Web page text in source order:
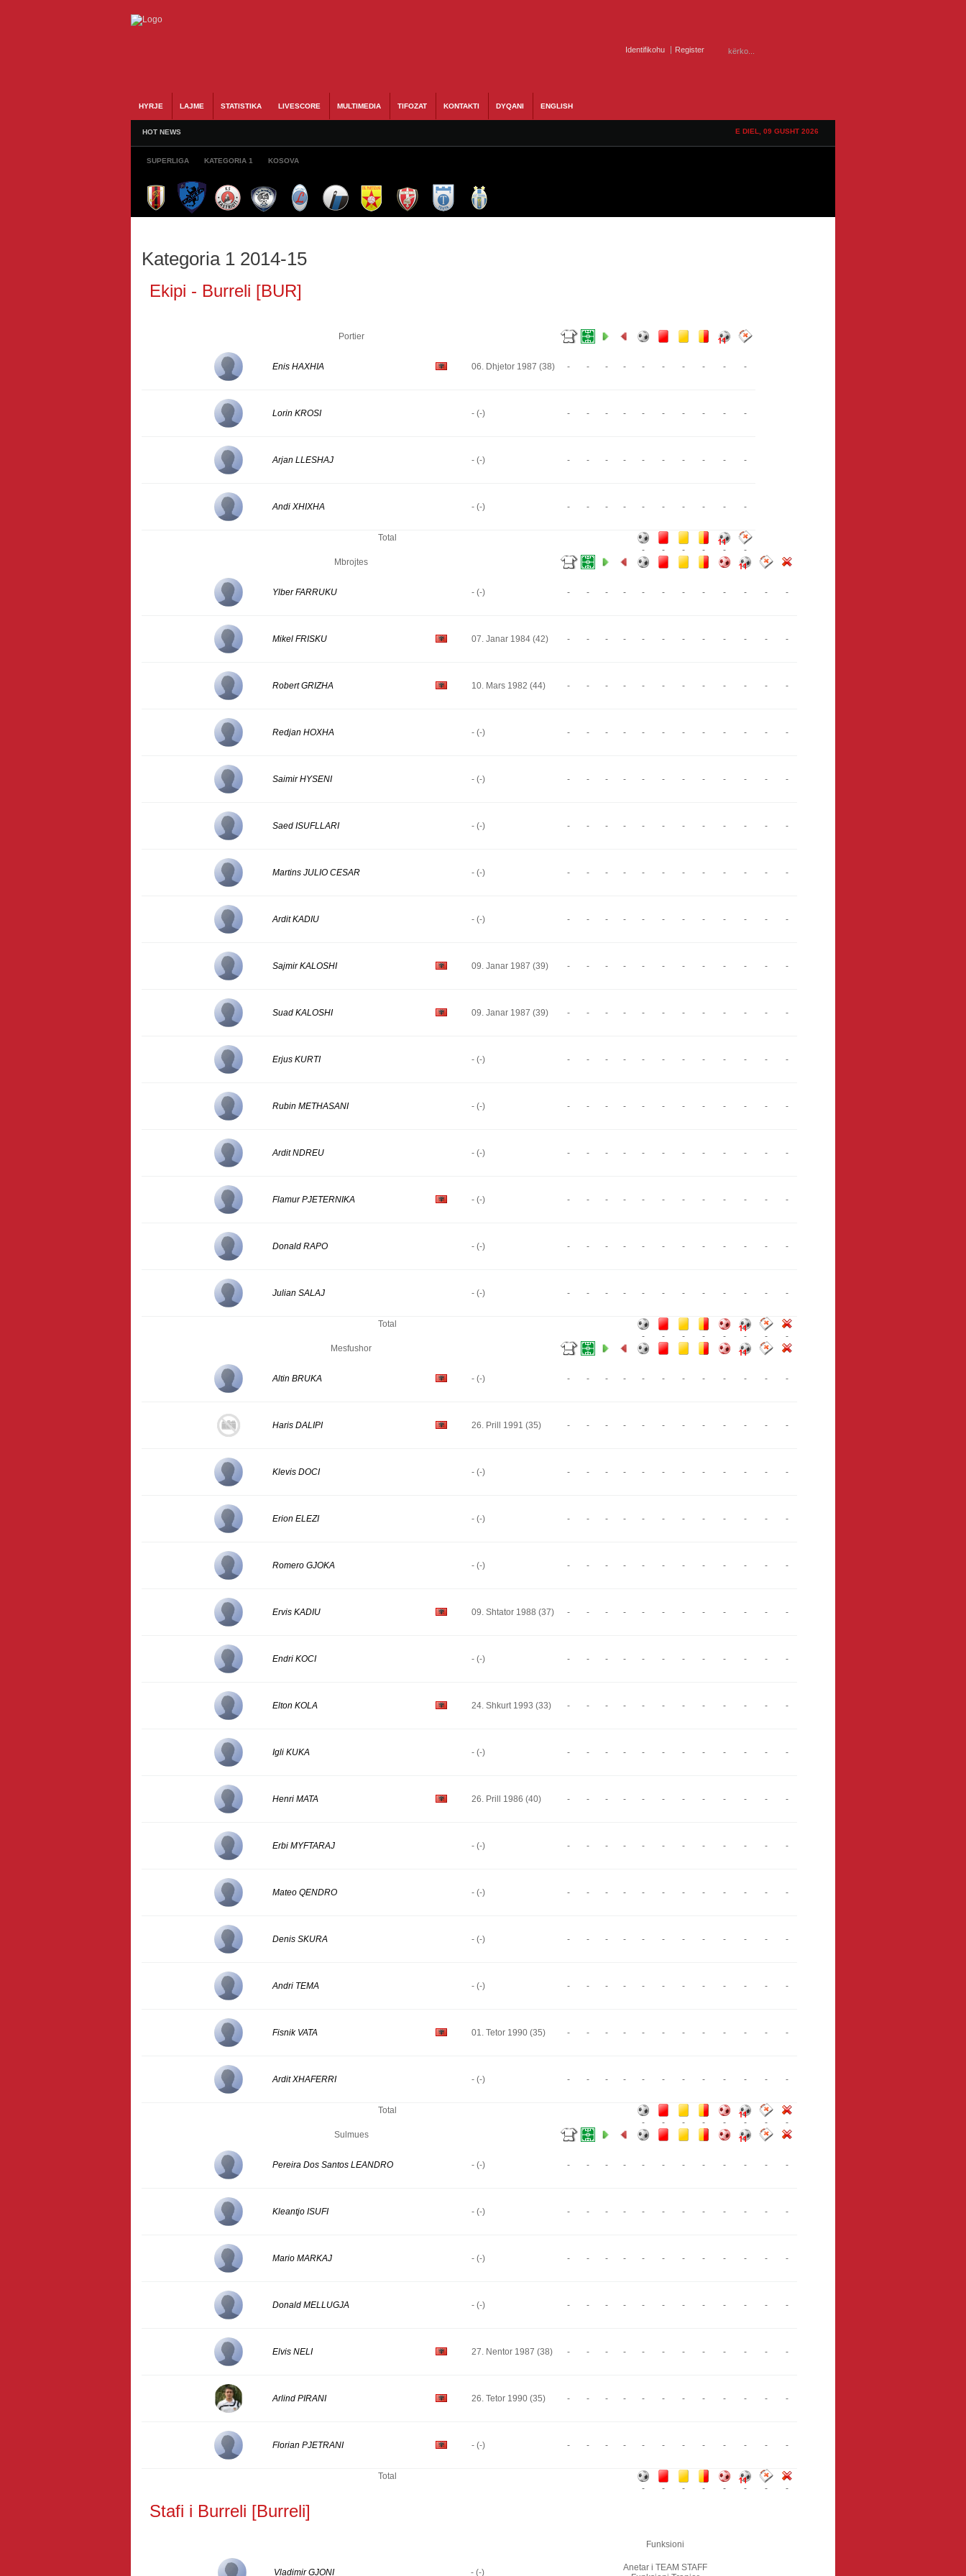
Identifikohu Register
HYRJE LAJME STATISTIKA LIVESCORE MULTIMEDIA TIFOZAT KONTAKTI DYQANI ENGLISH
HOT NEWS E DIEL, 09 GUSHT 2026
SUPERLIGA KATEGORIA 1 KOSOVA
Kategoria 1 2014-15
Ekipi - Burreli [BUR]
Portier
Enis HAXHIA 06. Dhjetor 1987 (38) - - - - - - - - - -
Lorin KROSI - (-) - - - - - - - - - -
Arjan LLESHAJ - (-) - - - - - - - - - -
Andi XHIXHA - (-) - - - - - - - - - -
Total
-
- - - -
-
Mbrojtes
Ylber FARRUKU - (-) - - - - - - - - - - - -
Mikel FRISKU 07. Janar 1984 (42) - - - - - - - - - - - -
Robert GRIZHA 10. Mars 1982 (44) - - - - - - - - - - - -
Redjan HOXHA - (-) - - - - - - - - - - - -
Saimir HYSENI - (-) - - - - - - - - - - - -
Saed ISUFLLARI - (-) - - - - - - - - - - - -
Martins JULIO CESAR - (-) - - - - - - - - - - - -
Ardit KADIU - (-) - - - - - - - - - - - -
Sajmir KALOSHI 09. Janar 1987 (39) - - - - - - - - - - - -
Suad KALOSHI 09. Janar 1987 (39) - - - - - - - - - - - -
Erjus KURTI - (-) - - - - - - - - - - - -
Rubin METHASANI - (-) - - - - - - - - - - - -
Ardit NDREU - (-) - - - - - - - - - - - -
Flamur PJETERNIKA - (-) - - - - - - - - - - - -
Donald RAPO - (-) - - - - - - - - - - - -
Julian SALAJ - (-) - - - - - - - - - - - -
Total
-
- - - - - -
-
Mesfushor
Altin BRUKA - (-) - - - - - - - - - - - -
Haris DALIPI 26. Prill 1991 (35) - - - - - - - - - - - -
Klevis DOCI - (-) - - - - - - - - - - - -
Erion ELEZI - (-) - - - - - - - - - - - -
Romero GJOKA - (-) - - - - - - - - - - - -
Ervis KADIU 09. Shtator 1988 (37) - - - - - - - - - - - -
Endri KOCI - (-) - - - - - - - - - - - -
Elton KOLA 24. Shkurt 1993 (33) - - - - - - - - - - - -
Igli KUKA - (-) - - - - - - - - - - - -
Henri MATA 26. Prill 1986 (40) - - - - - - - - - - - -
Erbi MYFTARAJ - (-) - - - - - - - - - - - -
Mateo QENDRO - (-) - - - - - - - - - - - -
Denis SKURA - (-) - - - - - - - - - - - -
Andri TEMA - (-) - - - - - - - - - - - -
Fisnik VATA 01. Tetor 1990 (35) - - - - - - - - - - - -
Ardit XHAFERRI - (-) - - - - - - - - - - - -
Total
-
- - - - - -
-
Sulmues
Pereira Dos Santos LEANDRO - (-) - - - - - - - - - - - -
Kleantjo ISUFI - (-) - - - - - - - - - - - -
Mario MARKAJ - (-) - - - - - - - - - - - -
Donald MELLUGJA - (-) - - - - - - - - - - - -
Elvis NELI 27. Nentor 1987 (38) - - - - - - - - - - - -
Arlind PIRANI 26. Tetor 1990 (35) - - - - - - - - - - - -
Florian PJETRANI - (-) - - - - - - - - - - - -
Total
-
- - - - - - -
Stafi i Burreli [Burreli]
Funksioni
Vladimir GJONI - (-)
Anetar i TEAM STAFF